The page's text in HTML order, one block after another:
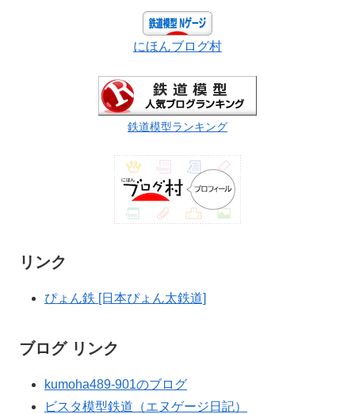
にほんブログ村
鉄道模型ランキング
リンク
ぴょん鉄 [日本ぴょん太鉄道]
ブログ リンク
kumoha489-901のブログ
ビスタ模型鉄道（エヌゲージ日記）